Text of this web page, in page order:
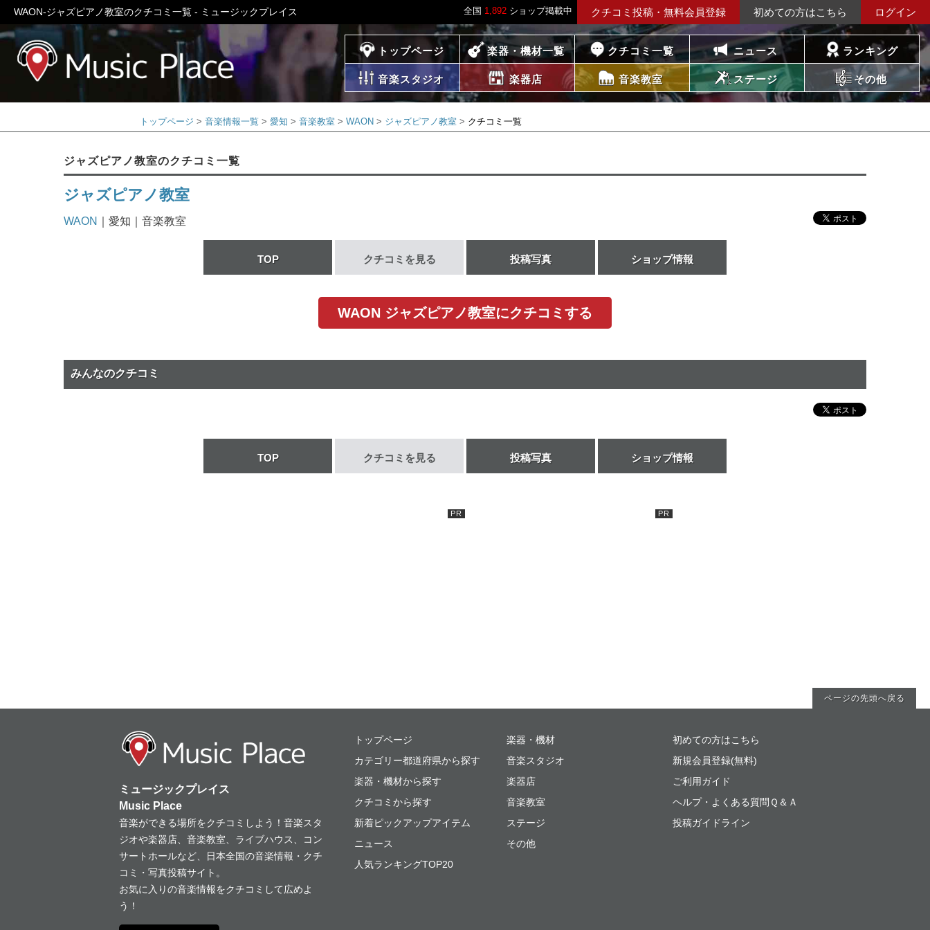
全国 1,892 ショップ掲載中 クチコミ投稿・無料会員登録 初めての方はこちら ログイン
WAON-ジャズピアノ教室のクチコミ一覧 - ミュージックプレイス
ミュージックプレイス トップページ 楽器・機材一覧 クチコミ一覧 ニュース ランキング
音楽スタジオ 楽器店 音楽教室 ステージ その他
トップページ 音楽情報一覧 愛知 音楽教室 WAON ジャズピアノ教室 クチコミ一覧
ジャズピアノ教室のクチコミ一覧
ジャズピアノ教室
WAON ｜愛知｜音楽教室
TOP クチコミを見る 投稿写真 ショップ情報
WAON ジャズピアノ教室にクチコミする
みんなのクチコミ
TOP クチコミを見る 投稿写真 ショップ情報
ページの先頭へ戻る
ミュージックプレイス
ミュージックプレイス
Music Place
音楽ができる場所をクチコミしよう！音楽スタ
ジオや楽器店、音楽教室、ライブハウス、コン
サートホールなど、日本全国の音楽情報・クチ
コミ・写真投稿サイト。
お気に入りの音楽情報をクチコミして広めよ
う！
トップページ
カテゴリー都道府県から探す
楽器・機材から探す
クチコミから探す
新着ピックアップアイテム
ニュース
人気ランキングTOP20
楽器・機材
音楽スタジオ
楽器店
音楽教室
ステージ
その他
初めての方はこちら
新規会員登録(無料)
ご利用ガイド
ヘルプ・よくある質問Ｑ＆Ａ
投稿ガイドライン